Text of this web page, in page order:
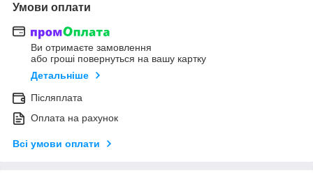
Умови оплати
Ви отримаєте замовлення
або гроші повернуться на вашу картку
Детальніше
Післяплата
Оплата на рахунок
Всі умови оплати